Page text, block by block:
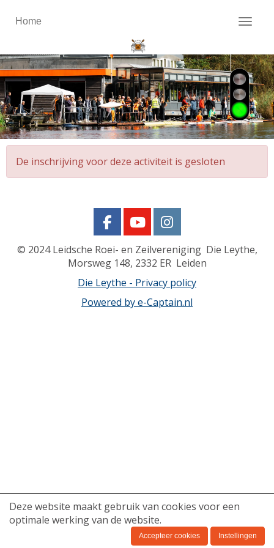
Home
De inschrijving voor deze activiteit is gesloten
© 2024Leidsche Roei- en Zeilvereniging Die Leythe,
Morsweg 148, 2332 ER Leiden
Die Leythe - Privacy policy
Deze website maakt gebruik van cookies voor een
optimale werking van de website.
Accepteer cookies Instellingen
Powered by e-Captain.nl